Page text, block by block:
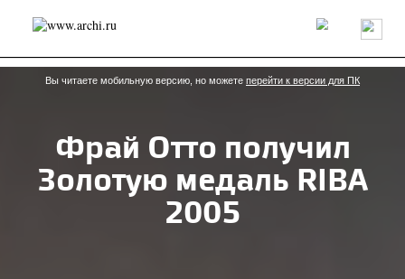
Россия Мир Технологии Интерьер Пресса
Архитекторы
Проекты
Конкурсы События Книги Вакансии
send.project Анонсы конкурсов
Блог
Журнал
Мнение
Обзор
Объект
Результаты конкурса
Рецензия Архитектура
Вы читаете мобильную версию, но можете перейти к версии для ПК
Фрай Отто получил
Золотую медаль RIBA
2005